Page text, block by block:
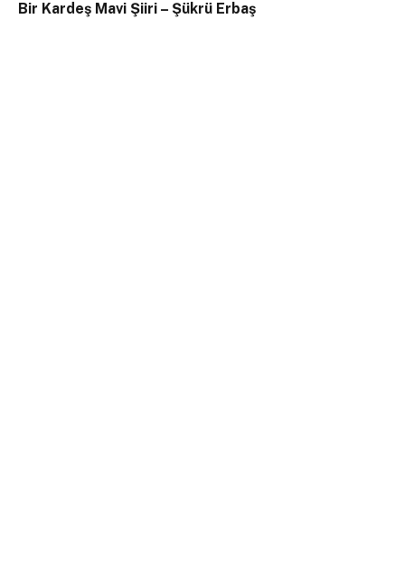
Bir Kardeş Mavi Şiiri – Şükrü Erbaş